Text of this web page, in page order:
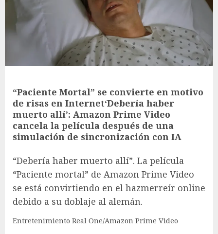
“Paciente Mortal” se convierte en motivo
de risas en Internet‘Debería haber
muerto allí’: Amazon Prime Video
cancela la película después de una
simulación de sincronización con IA
“Debería haber muerto allí”. La película
“Paciente mortal” de Amazon Prime Video
se está convirtiendo en el hazmerreír online
debido a su doblaje al alemán.
Entretenimiento Real One/Amazon Prime Video